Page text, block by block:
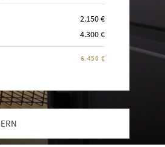
2.150 €
4.300 €
6.450 €